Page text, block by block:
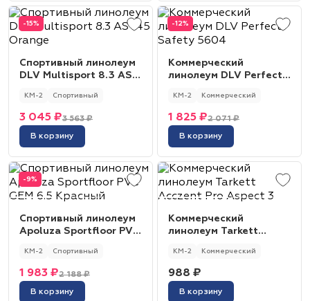
-15%
Спортивный линолеум
DLV Multisport 8.3 AS
КМ-2 Спортивный
3 563 ₽
3 045 ₽
В корзину
-12%
Коммерческий
линолеум DLV Perfect
КМ-2 Коммерческий
2 071 ₽
1 825 ₽
В корзину
-9%
Спортивный линолеум
Apoluza Sportfloor PVC
КМ-2 Спортивный
2 188 ₽
1 983 ₽
В корзину
Коммерческий
линолеум Tarkett
КМ-2 Коммерческий
988 ₽
В корзину